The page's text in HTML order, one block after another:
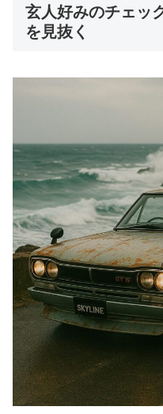
玄人好みのチェッ
を見抜く